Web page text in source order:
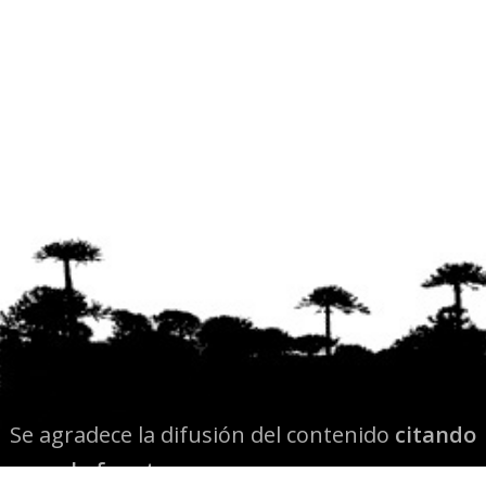
Se agradece la difusión del contenido citando
la fuente www.mapuexpress.org